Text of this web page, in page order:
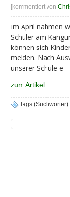
[kommentiert von
Im April nahmen
Schüler am
können sich
melden. Nach
unserer Schule e
zum Artikel ...
Tags (Suchwörter):